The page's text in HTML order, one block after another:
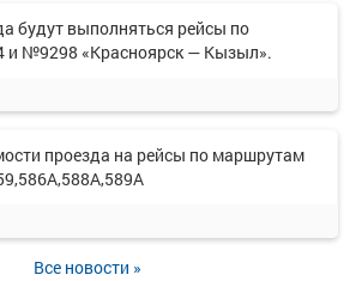
будут выполняться рейсы по
№9298 «Красноярск — Кызыл».
проезда на рейсы по маршрутам
Все новости »